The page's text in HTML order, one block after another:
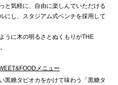
と気軽に、自由に楽しんでいただける
にし、スタジアム式ベンチを採用して
うに木の明るさとぬくもりがTHE
メニュー
黒糖タピオカをかけて味わう「黒糖タ